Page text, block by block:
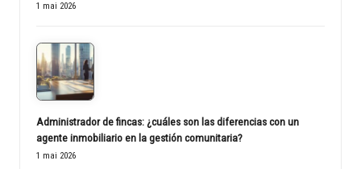
1 mai 2026
Administrador de fincas: ¿cuáles son las diferencias con un
agente inmobiliario en la gestión comunitaria?
1 mai 2026